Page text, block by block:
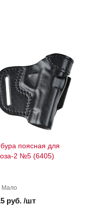
поясная для
2 №5 (6405)
Мало
руб. /шт